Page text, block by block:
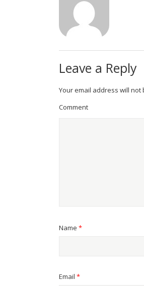
Leave a Reply
Your email address will not
Comment
Name *
Email *